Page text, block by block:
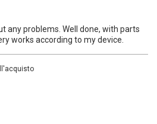
any problems. Well done, with parts
works according to my device.